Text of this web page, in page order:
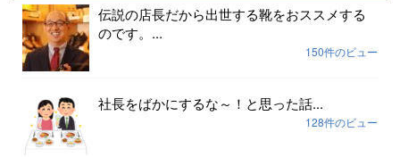
伝説の店長だから出世する靴をおススメする
のです。...
150件のビュー
社長をばかにするな～！と思った話...
128件のビュー